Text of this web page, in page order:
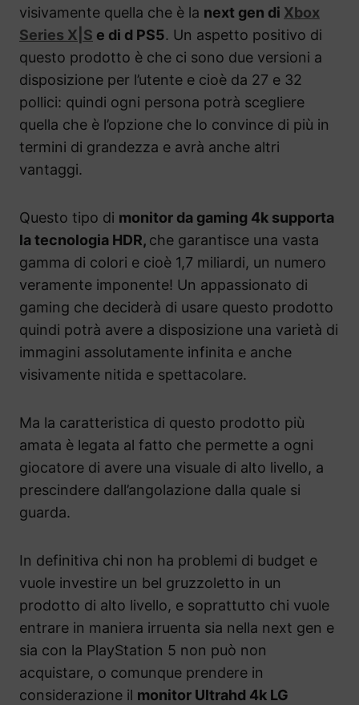
visivamente quella che è la next gen di Xbox
Series X|S e di d PS5. Un aspetto positivo di
questo prodotto è che ci sono due versioni a
disposizione per l’utente e cioè da 27 e 32
pollici: quindi ogni persona potrà scegliere
quella che è l’opzione che lo convince di più in
termini di grandezza e avrà anche altri
vantaggi.
Questo tipo di monitor da gaming 4k supporta
la tecnologia HDR, che garantisce una vasta
gamma di colori e cioè 1,7 miliardi, un numero
veramente imponente! Un appassionato di
gaming che deciderà di usare questo prodotto
quindi potrà avere a disposizione una varietà di
immagini assolutamente infinita e anche
visivamente nitida e spettacolare.
Ma la caratteristica di questo prodotto più
amata è legata al fatto che permette a ogni
giocatore di avere una visuale di alto livello, a
prescindere dall’angolazione dalla quale si
guarda.
In definitiva chi non ha problemi di budget e
vuole investire un bel gruzzoletto in un
prodotto di alto livello, e soprattutto chi vuole
entrare in maniera irruenta sia nella next gen e
sia con la PlayStation 5 non può non
acquistare, o comunque prendere in
considerazione il monitor Ultrahd 4k LG